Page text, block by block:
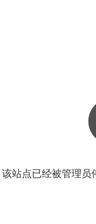
站点已经被管理